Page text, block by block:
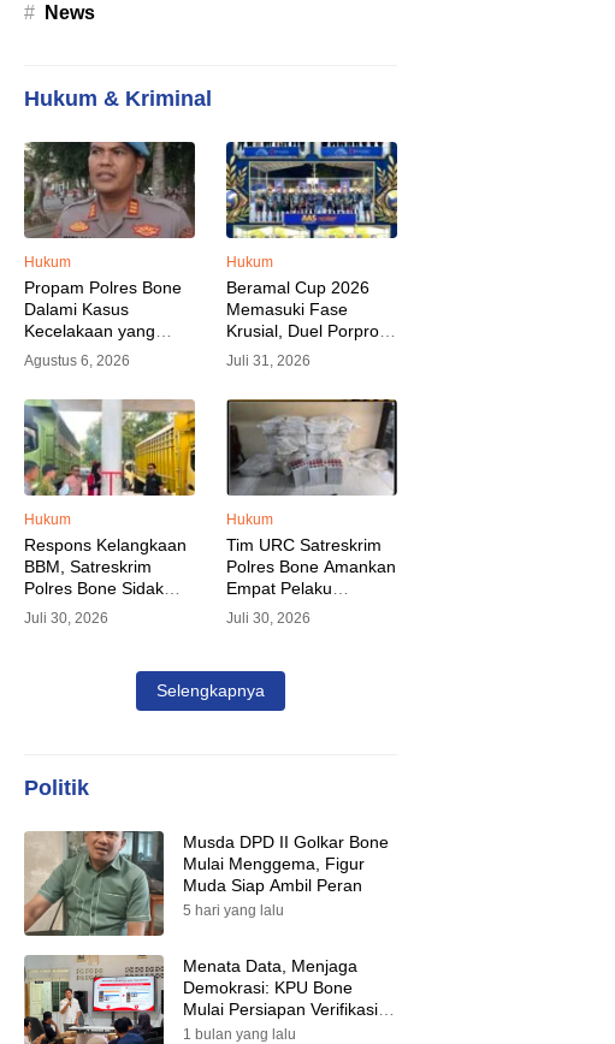
# News
Hukum & Kriminal
Hukum
Propam Polres Bone
Dalami Kasus
Kecelakaan yang
Libatkan Oknum
Polisi, Pelaku Sudah
Diamankan
Agustus 6, 2026
Hukum
Beramal Cup 2026
Memasuki Fase
Krusial, Duel Porprov
Bone vs Trikora Wajo
Jadi Sorotan Malam
Ini
Juli 31, 2026
Hukum
Respons Kelangkaan
BBM, Satreskrim
Polres Bone Sidak
SPBU dan Pangkalan
LPG, AKP Alvin Aji
SPBU Agar Distribusi
BBM Tepat Sasaran
Juli 30, 2026
Hukum
Tim URC Satreskrim
Polres Bone Amankan
Empat Pelaku
Pencurian Aset PLN,
Kerugian Ditaksir
Juli 30, 2026
Selengkapnya
Politik
Musda DPD II Golkar Bone
Mulai Menggema, Figur
Muda Siap Ambil Peran
5 hari yang lalu
Menata Data, Menjaga
Demokrasi: KPU Bone
Mulai Persiapan Verifikasi
Partai Politik Menuju Pemilu
1 bulan yang lalu